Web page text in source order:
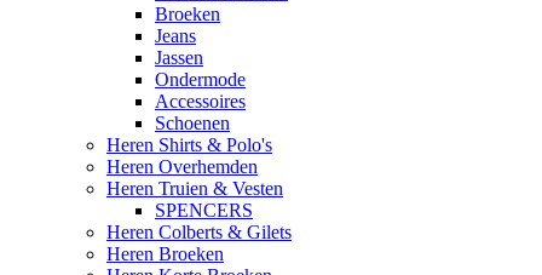
Broeken
Jeans
Jassen
Ondermode
Accessoires
Schoenen
Heren Shirts & Polo's
Heren Overhemden
Heren Truien & Vesten
SPENCERS
Heren Colberts & Gilets
Heren Broeken